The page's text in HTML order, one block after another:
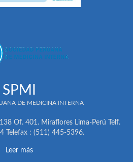
SPMI
DE MEDICINA INTERNA
Of. 401. Miraflores Lima-Perú Telf.
Telefax : (511) 445-5396.
Leer más